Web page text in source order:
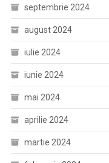
septembrie 2024
august 2024
iulie 2024
iunie 2024
mai 2024
aprilie 2024
martie 2024